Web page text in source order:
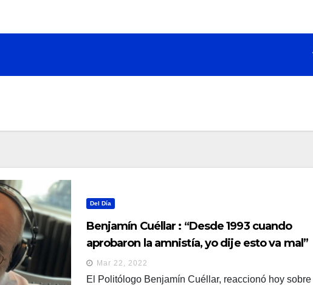
Del Día
Benjamín Cuéllar : “Desde 1993 cuando
aprobaron la amnistía, yo dije esto va mal”
Mar 22, 2022
El Politólogo Benjamín Cuéllar, reaccionó hoy sobre